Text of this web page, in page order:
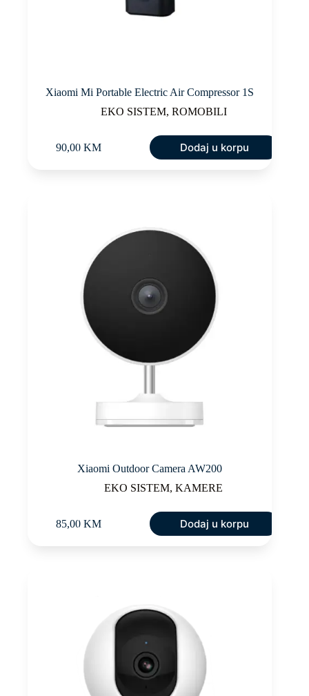
Xiaomi Mi Portable Electric Air Compressor 1S
EKO SISTEM, ROMOBILI
90,00 KM Dodaj u korpu
Xiaomi Outdoor Camera AW200
EKO SISTEM,KAMERE
85,00 KM Dodaj u korpu